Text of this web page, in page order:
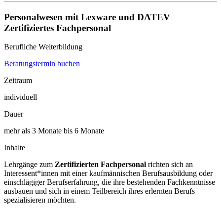
Personalwesen mit Lexware und DATEV
Zertifiziertes Fachpersonal
Berufliche Weiterbildung
Beratungstermin buchen
Zeitraum
individuell
Dauer
mehr als 3 Monate bis 6 Monate
Inhalte
Lehrgänge zum Zertifizierten Fachpersonal richten sich an
Interessent*innen mit einer kaufmännischen Berufsausbildung oder
einschlägiger Berufserfahrung, die ihre bestehenden Fachkenntnisse
ausbauen und sich in einem Teilbereich ihres erlernten Berufs
spezialisieren möchten.